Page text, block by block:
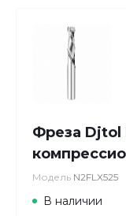
Фреза Djtol
Модель N2FLX525
В наличии